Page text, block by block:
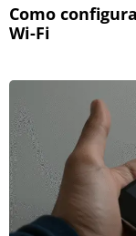
Como
Wi-Fi